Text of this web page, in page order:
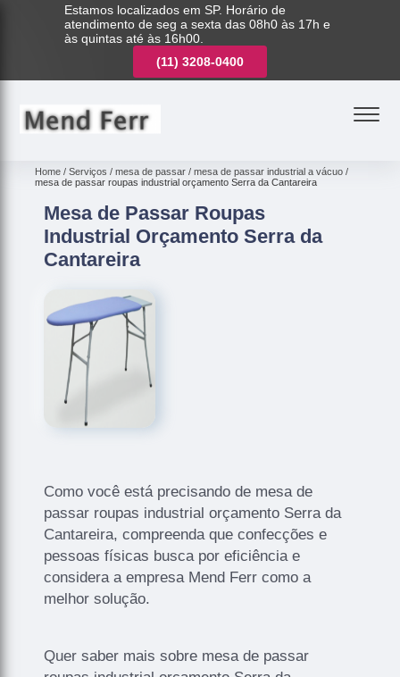
Estamos localizados em SP. Horário de
atendimento de seg a sexta das 08h0 às 17h e
às quintas até às 16h00.
(11)3208-0400
Home Serviços mesa de passar
mesa de passar industrial a vácuo
mesa de passar roupas industrial orçamento Serra da Cantareira
Mesa de Passar Roupas
Industrial Orçamento Serra da
Cantareira
Como você está precisando de mesa de
passar roupas industrial orçamento Serra da
Cantareira, compreenda que confecções e
pessoas físicas busca por eficiência e
considera a empresa Mend Ferr como a
melhor solução.
Quer saber mais sobre mesa de passar